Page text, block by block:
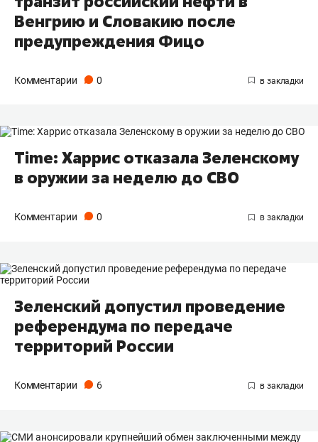
Венгрию и Словакию после
предупреждения Фицо
Комментарии 0
Time: Харрис отказала Зеленскому
в оружии за неделю до СВО
Комментарии 0
Зеленский допустил проведение
референдума по передаче
территорий России
Комментарии 6